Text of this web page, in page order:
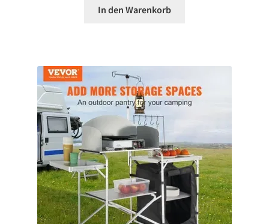
In den Warenkorb